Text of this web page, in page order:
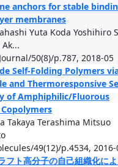
anchors for stable
membranes
Yuta Koda Yoshihiro
50(8)/p.787, 2018-05
Self-Folding Polymers
and Thermoresponsive
of Amphiphilic/Fluorous
Takaya Terashima Mitsuo
49(12)/p.4534, 2016-
フト高分子の自己組織化に